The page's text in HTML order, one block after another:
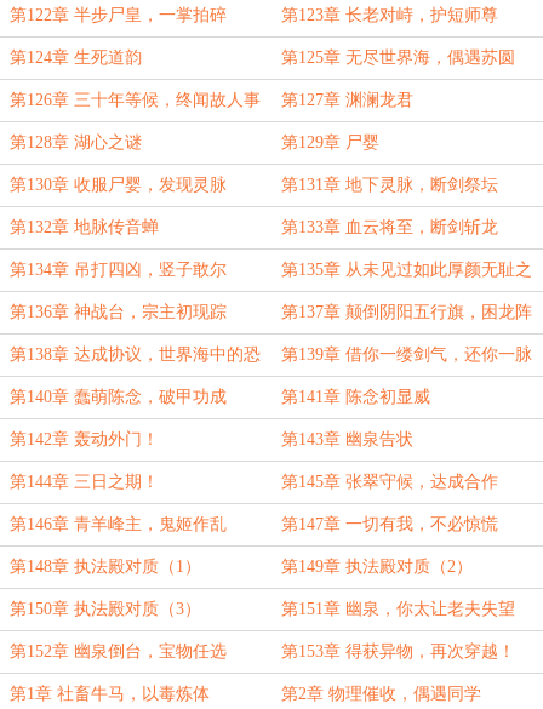
第122章 半步尸皇，一掌拍碎 第123章 长老对峙，护短师尊
第124章 生死道韵 第125章 无尽世界海，偶遇苏圆
第126章 三十年等候，终闻故人事 第127章 渊澜龙君
第128章 湖心之谜 第129章 尸婴
第130章 收服尸婴，发现灵脉 第131章 地下灵脉，断剑祭坛
第132章 地脉传音蝉 第133章 血云将至，断剑斩龙
第134章 吊打四凶，竖子敢尔 第135章 从未见过如此厚颜无耻之
人
第136章 神战台，宗主初现踪 第137章 颠倒阴阳五行旗，困龙阵
第138章 达成协议，世界海中的恐
怖
第139章 借你一缕剑气，还你一脉
灵气
第140章 蠢萌陈念，破甲功成 第141章 陈念初显威
第142章 轰动外门！ 第143章 幽泉告状
第144章 三日之期！ 第145章 张翠守候，达成合作
第146章 青羊峰主，鬼姬作乱 第147章 一切有我，不必惊慌
第148章 执法殿对质（1） 第149章 执法殿对质（2）
第150章 执法殿对质（3） 第151章 幽泉，你太让老夫失望
了！
第152章 幽泉倒台，宝物任选 第153章 得获异物，再次穿越！
第1章 社畜牛马，以毒炼体 第2章 物理催收，偶遇同学